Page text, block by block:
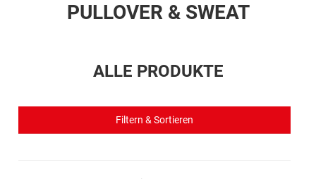
PULLOVER & SWEAT
ALLE PRODUKTE
Filtern & Sortieren